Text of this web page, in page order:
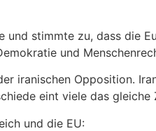
stimmte zu, dass die
und
iranischen Opposition.
eint viele das gleiche
und die EU: